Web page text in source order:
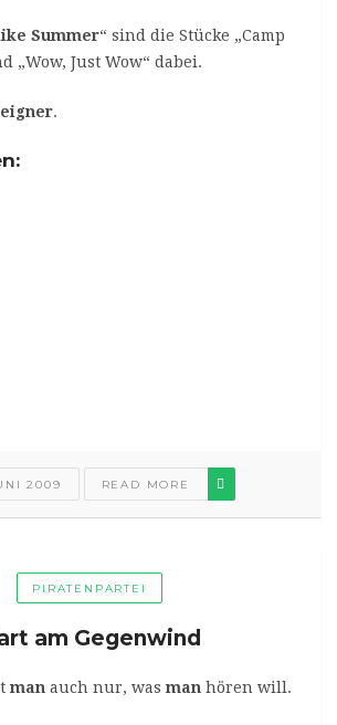
Summer“ sind die Stücke „Camp
„Wow, Just Wow“ dabei.
.
2009 READ MORE
PIRATENPARTEI
am Gegenwind
man auch nur, was man hören will.